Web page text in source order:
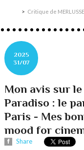
Critique de
2025
31/07
Mon avis sur
Paradiso : le
Paris - Mes
mood for
Share